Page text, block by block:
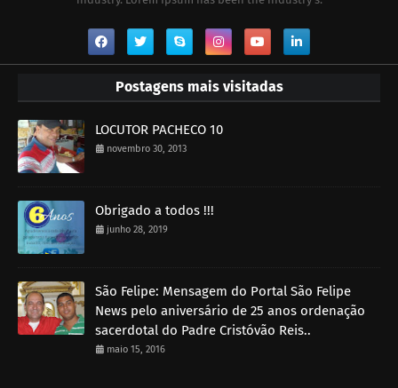
Postagens mais visitadas
LOCUTOR PACHECO 10
novembro 30, 2013
Obrigado a todos !!!
junho 28, 2019
São Felipe: Mensagem do Portal São Felipe
News pelo aniversário de 25 anos ordenação
sacerdotal do Padre Cristóvão Reis..
maio 15, 2016